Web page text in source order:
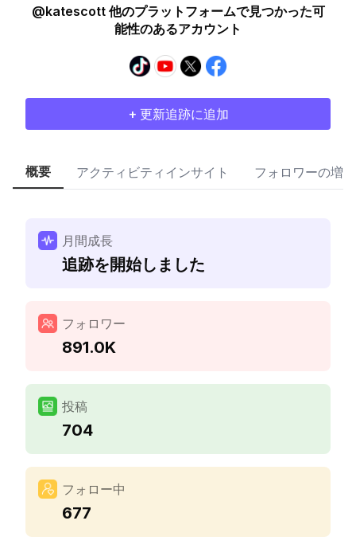
@katescott 他のプラットフォームで見つかった可
能性のあるアカウント
+ 更新追跡に追加
概要 アクティビティインサイト フォロワーの増加
月間成長
追跡を開始しました
フォロワー
891.0K
投稿
704
フォロー中
677